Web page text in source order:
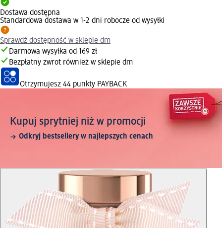
Dostawa dostępna
Standardowa dostawa w 1-2 dni robocze od wysyłki
Sprawdź dostępność w sklepie dm
Darmowa wysyłka od 169 zł
Bezpłatny zwrot również w sklepie dm
Otrzymujesz 44 punkty PAYBACK
Kupuj sprytniej niż w promocji
Odkryj bestsellery w najlepszych cenach